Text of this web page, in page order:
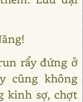
rẩy đứng ở
cũng không
kinh sợ, chợt